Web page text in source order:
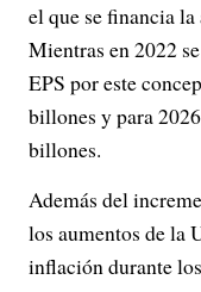
el que se financia
Mientras en 2022
EPS por este
billones y para
billones.
Además del
los aumentos de la
inflación durante